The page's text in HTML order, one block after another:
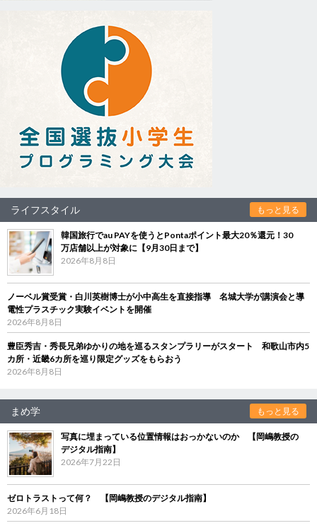
ライフスタイル もっと見る
韓国旅行でau PAYを使うとPontaポイント最大20％還元！30
万店舗以上が対象に【9月30日まで】
2026年8月8日
ノーベル賞受賞・白川英樹博士が小中高生を直接指導 名城大学が講演会と導
電性プラスチック実験イベントを開催
2026年8月8日
豊臣秀吉・秀長兄弟ゆかりの地を巡るスタンプラリーがスタート 和歌山市内5
カ所・近畿6カ所を巡り限定グッズをもらおう
2026年8月8日
まめ学 もっと見る
写真に埋まっている位置情報はおっかないのか 【岡嶋教授の
デジタル指南】
2026年7月22日
ゼロトラストって何？ 【岡嶋教授のデジタル指南】
2026年6月18日